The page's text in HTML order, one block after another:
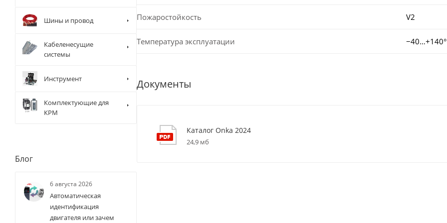
Пожаростойкость V2
Температура эксплуатации
Документы
Каталог Onka 2024
24,9 мб
Шины и провод
Кабеленесущие
системы
Инструмент
Комплектующие для
КРМ
Блог
6 августа 2026
Автоматическая
идентификация
двигателя или зачем